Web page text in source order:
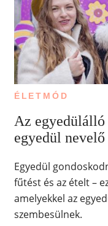
ÉLETMÓD
Az egyedülálló
egyedül
Egyedül
fűtést és az ételt –
amelyekkel az
szembesülnek.